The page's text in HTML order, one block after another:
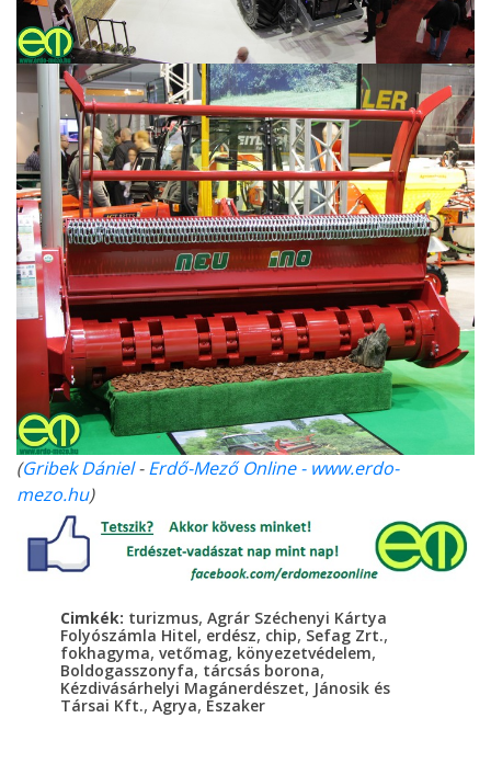
(Gribek Dániel-Erdő-Mező Online - www.erdo-
mezo.hu)
Cimkék: turizmus, Agrár Széchenyi Kártya
Folyószámla Hitel, erdész, chip, Sefag Zrt.,
fokhagyma, vetőmag, könyezetvédelem,
Boldogasszonyfa, tárcsás borona,
Kézdivásárhelyi Magánerdészet, Jánosik és
Társai Kft., Agrya, Északer